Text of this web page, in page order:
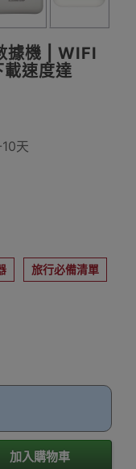
據機 | WIFI
速度達
天
旅行必備清單
加入購物車